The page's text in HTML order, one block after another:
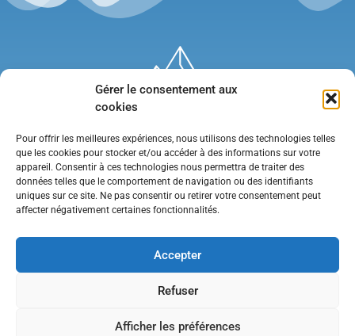
Gérer le consentement aux
cookies
Pour offrir les meilleures expériences, nous utilisons des technologies telles
que les cookies pour stocker et/ou accéder à des informations sur votre
appareil. Consentir à ces technologies nous permettra de traiter des
données telles que le comportement de navigation ou des identifiants
uniques sur ce site. Ne pas consentir ou retirer votre consentement peut
affecter négativement certaines fonctionnalités.
Accepter
Refuser
Afficher les préférences
•Contact